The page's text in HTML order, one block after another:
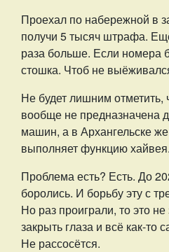
Проехал по набережной в
получи 5 тысяч штрафа.
раза больше. Если номера
стошка. Чтоб не
Не будет лишним отметить,
вообще не предназначена
машин, а в Архангельске
выполняет функцию хайвея.
Проблема есть? Есть. До
боролись. И борьбу эту с
Но раз проиграли, то это
закрыть глаза и всё как-то
Не рассосётся.